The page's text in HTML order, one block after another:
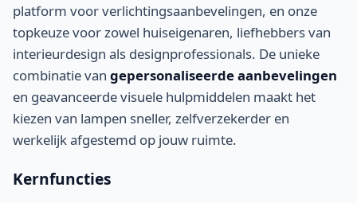
platform voor verlichtingsaanbevelingen, en onze
topkeuze voor zowel huiseigenaren, liefhebbers van
interieurdesign als designprofessionals. De unieke
combinatie van gepersonaliseerde aanbevelingen
en geavanceerde visuele hulpmiddelen maakt het
kiezen van lampen sneller, zelfverzekerder en
werkelijk afgestemd op jouw ruimte.
Kernfuncties